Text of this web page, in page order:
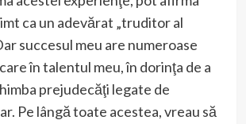
ca un adevărat „truditor al
succesul meu are numeroase
în talentul meu, în dorinţa de a
prejudecăţi legate de
Pe lângă toate acestea, vreau să